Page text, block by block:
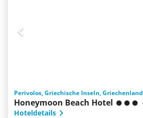
Perivolos, Griechische Inseln, Griechenland
Honeymoon Beach Hotel
Hoteldetails